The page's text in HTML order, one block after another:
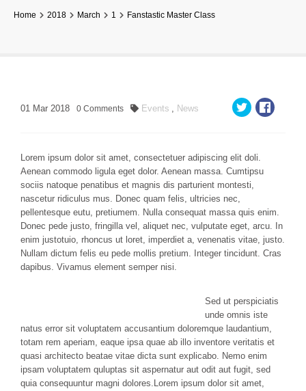
Home 2018 March 1 Fanstastic Master Class
01 Mar 2018 0 Comments Events News
Lorem ipsum dolor sit amet, consectetuer adipiscing elit doli.
Aenean commodo ligula eget dolor. Aenean massa. Cumtipsu
sociis natoque penatibus et magnis dis parturient montesti,
nascetur ridiculus mus. Donec quam felis, ultricies nec,
pellentesque eutu, pretiumem. Nulla consequat massa quis enim.
Donec pede justo, fringilla vel, aliquet nec, vulputate eget, arcu. In
enim justotuio, rhoncus ut loret, imperdiet a, venenatis vitae, justo.
Nullam dictum felis eu pede mollis pretium. Integer tincidunt. Cras
dapibus. Vivamus element semper nisi.
Sed ut perspiciatis
unde omnis iste
natus error sit voluptatem accusantium doloremque laudantium,
totam rem aperiam, eaque ipsa quae ab illo inventore veritatis et
quasi architecto beatae vitae dicta sunt explicabo. Nemo enim
ipsam voluptatem quluptas sit aspernatur aut odit aut fugit, sed
quia consequuntur magni dolores.Lorem ipsum dolor sit amet,